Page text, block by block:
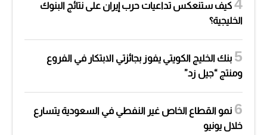
كيف ستنعكس تداعيات حرب إيران على نتائج البنوك
الخليجية؟
بنك الخليج الكويتي يفوز بجائزتي الابتكار في الفروع
ومنتج “جيل زد”
نمو القطاع الخاص غير النفطي في السعودية يتسارع
خلال يونيو